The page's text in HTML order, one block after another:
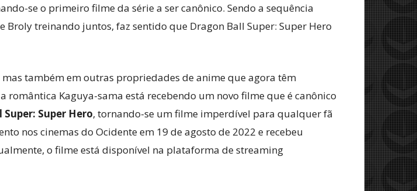
se o primeiro filme da série a ser canônico. Sendo a sequência
Broly treinando juntos, faz sentido que Dragon Ball Super: Super Hero
também em outras propriedades de anime que agora têm
Kaguya-sama está recebendo um novo filme que é canônico
Super Hero, tornando-se um filme imperdível para qualquer fã
nos cinemas do Ocidente em 19 de agosto de 2022 e recebeu
o filme está disponível na plataforma de streaming